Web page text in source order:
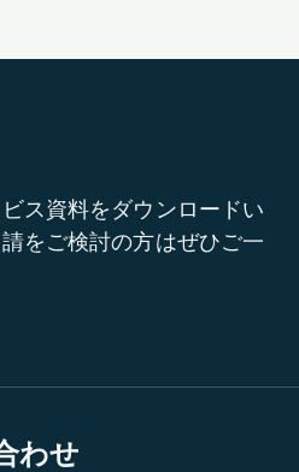
ス資料をダウンロードい
をご検討の方はぜひご一
わせ